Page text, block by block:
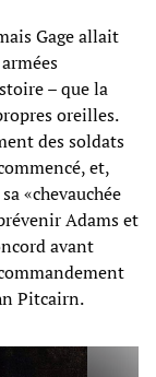
Gage allait
– que la
oreilles.
des soldats
et,
«chevauchée
Adams et
avant
Pitcairn.